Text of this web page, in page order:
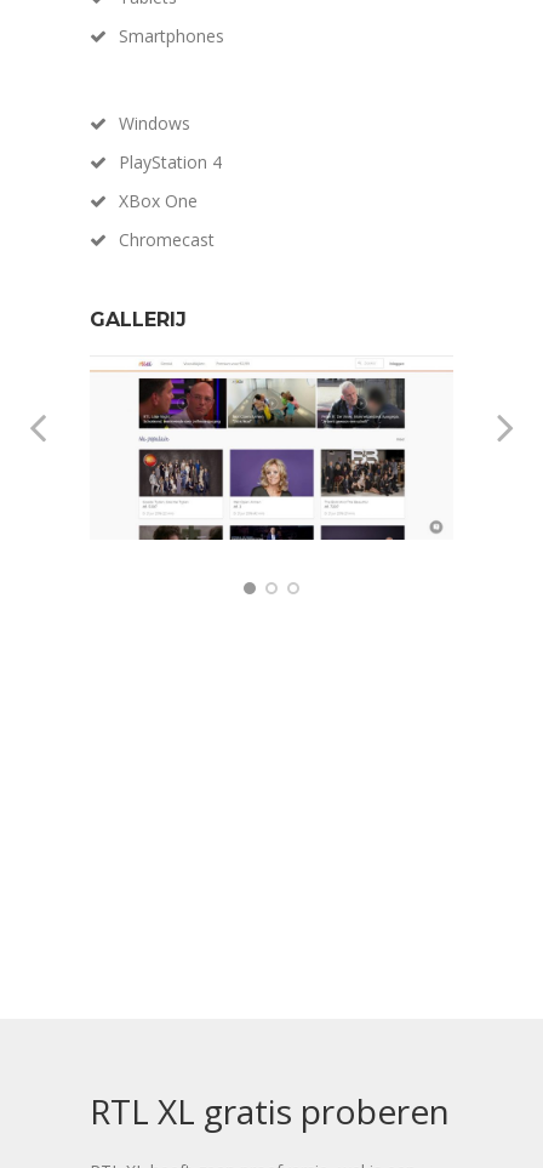
Smartphones
Windows
PlayStation 4
XBox One
Chromecast
GALLERIJ
RTL XL gratis proberen